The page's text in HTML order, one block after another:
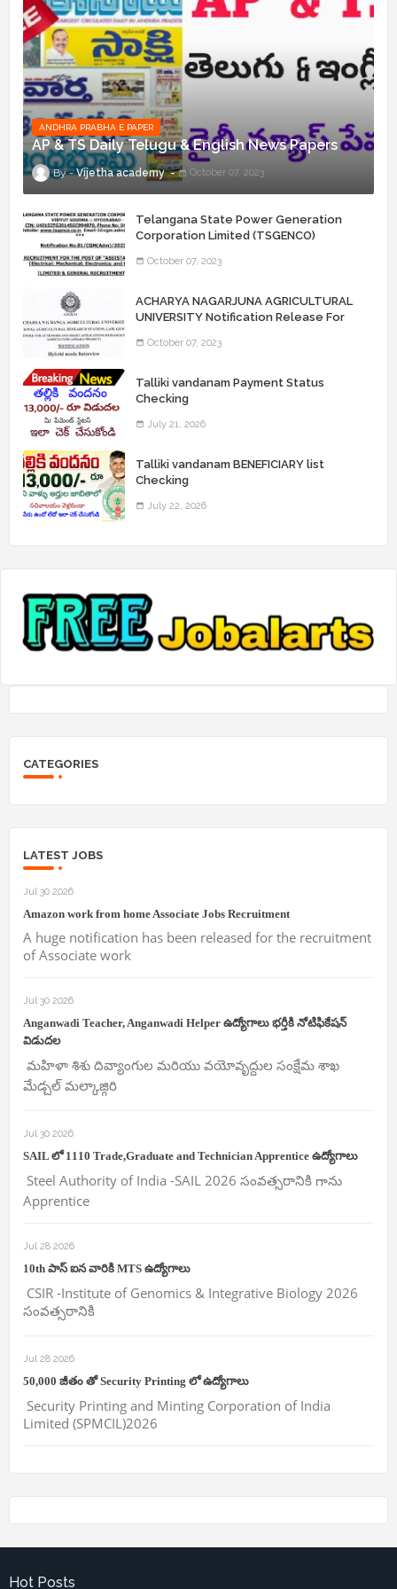
ANDHRA PRABHA E PAPER
AP & TS Daily Telugu & English News Papers
Vijetha academy October 07, 2023
Telangana State Power Generation
Corporation Limited (TSGENCO)
“Assistant Engineers" Posts
October 07, 2023
ACHARYA NAGARJUNA AGRICULTURAL
UNIVERSITY Notification Release For
October 07, 2023
Talliki vandanam Payment Status
Checking
July 21, 2026
Talliki vandanam BENEFICIARY list
Checking
July 22, 2026
CATEGORIES
LATEST JOBS
Jul 30 2026
Amazon work from home Associate Jobs Recruitment
A huge notification has been released for the recruitment
of Associate work
Jul 30 2026
Anganwadi Teacher, Anganwadi Helper ఉద్యోగాలు భర్తీకి నోటిఫికేషన్
విడుదల
మహిళా శిశు దివ్యాంగుల మరియు వయోవృద్దుల సంక్షేమ శాఖ
మేడ్చల్ మల్కాజ్గిరి
Jul 30 2026
SAIL లో 1110 Trade,Graduate and Technician Apprentice ఉద్యోగాలు
Steel Authority of India -SAIL 2026 సంవత్సరానికి గాను
Apprentice
Jul 28 2026
10th పాస్ ఐన వారికి MTS ఉద్యోగాలు
CSIR -Institute of Genomics & Integrative Biology 2026
సంవత్సరానికి
Jul 28 2026
50,000 జీతం తో Security Printing లో ఉద్యోగాలు
Security Printing and Minting Corporation of India
Limited (SPMCIL)2026
Hot Posts